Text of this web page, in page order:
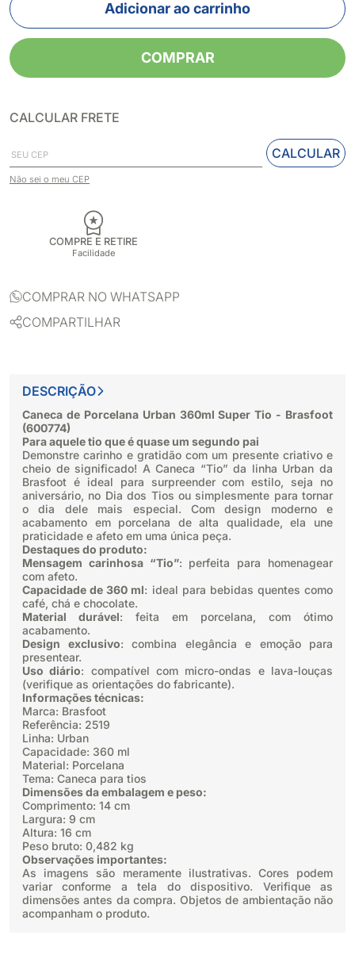
Adicionar ao carrinho
COMPRAR
CALCULAR FRETE
CALCULAR
Não sei o meu CEP
COMPRE E RETIRE
Facilidade
COMPRAR NO WHATSAPP
COMPARTILHAR
DESCRIÇÃO
Caneca de Porcelana Urban 360ml Super Tio - Brasfoot
(600774)
Para aquele tio que é quase um segundo pai
Demonstre carinho e gratidão com um presente criativo e
cheio de significado! A Caneca “Tio” da linha Urban da
Brasfoot é ideal para surpreender com estilo, seja no
aniversário, no Dia dos Tios ou simplesmente para tornar
o dia dele mais especial. Com design moderno e
acabamento em porcelana de alta qualidade, ela une
praticidade e afeto em uma única peça.
Destaques do produto:
Mensagem carinhosa “Tio”: perfeita para homenagear
com afeto.
Capacidade de 360 ml: ideal para bebidas quentes como
café, chá e chocolate.
Material durável: feita em porcelana, com ótimo
acabamento.
Design exclusivo: combina elegância e emoção para
presentear.
Uso diário: compatível com micro-ondas e lava-louças
(verifique as orientações do fabricante).
Informações técnicas:
Marca: Brasfoot
Referência: 2519
Linha: Urban
Capacidade: 360 ml
Material: Porcelana
Tema: Caneca para tios
Dimensões da embalagem e peso:
Comprimento: 14 cm
Largura: 9 cm
Altura: 16 cm
Peso bruto: 0,482 kg
Observações importantes:
As imagens são meramente ilustrativas. Cores podem
variar conforme a tela do dispositivo. Verifique as
dimensões antes da compra. Objetos de ambientação não
acompanham o produto.